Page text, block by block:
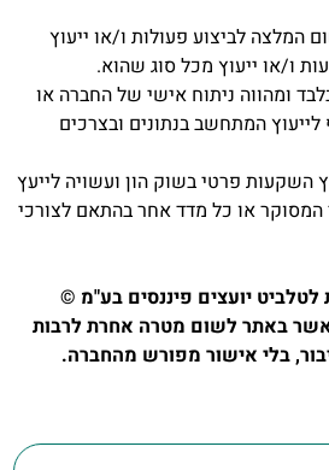
המלצה לביצוע פעולות ו/או ייעוץ
ו/או ייעוץ מכל סוג שהוא.
ומהווה ניתוח אישי של החברה או
לייעוץ המתחשב בנתונים ובצרכים
השקעות פרטי בשוק הון ועשויה לייעץ
או כל מדד אחר בהתאם לצורכי
לטלביט יועצים פיננסים בע"מ ©
באתר לשום מטרה אחרת לרבות
בלי אישור מפורש מהחברה.